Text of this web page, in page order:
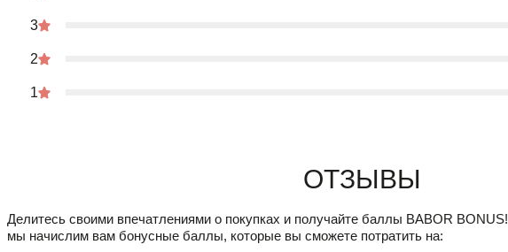
3
2
1
Отзывы
Делитесь своими впечатлениями о покупках и получайте баллы BABOR BONUS!
мы начислим вам бонусные баллы, которые вы сможете потратить на: